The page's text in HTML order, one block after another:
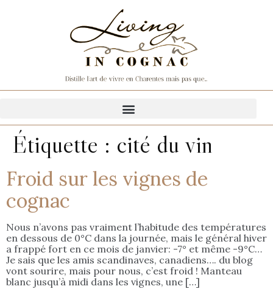
Étiquette : cité du vin
Froid sur les vignes de
cognac
Nous n’avons pas vraiment l’habitude des températures
en dessous de 0°C dans la journée, mais le général hiver
a frappé fort en ce mois de janvier: -7° et même -9°C…
Je sais que les amis scandinaves, canadiens…. du blog
vont sourire, mais pour nous, c’est froid ! Manteau
blanc jusqu’à midi dans les vignes, une […]